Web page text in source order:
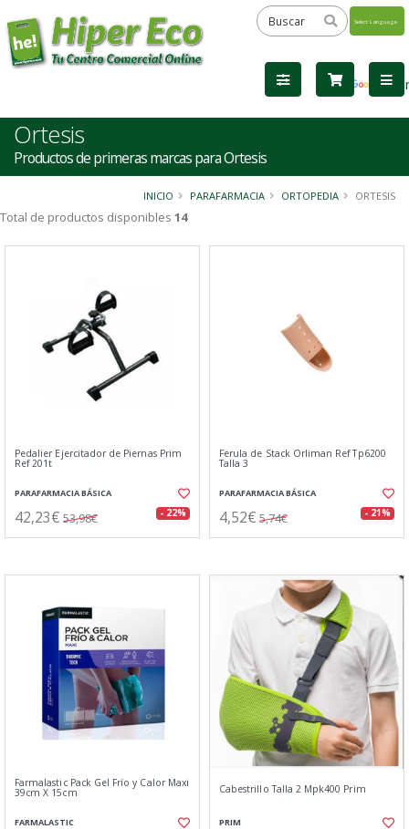
by
Ortesis
Productos de primeras marcas para Ortesis
INICIO PARAFARMACIA ORTOPEDIA ORTESIS
Total de productos disponibles 14
Pedalier Ejercitador de Piernas Prim
Ref 201t
PARAFARMACIA BÁSICA
42,23€ 53,98€ - 22%
Ferula de Stack Orliman Ref Tp6200
Talla 3
PARAFARMACIA BÁSICA
4,52€ 5,74€ - 21%
Farmalastic Pack Gel Frío y Calor Maxi
39cm X 15cm
FARMALASTIC
Cabestrillo Talla 2 Mpk400 Prim
PRIM